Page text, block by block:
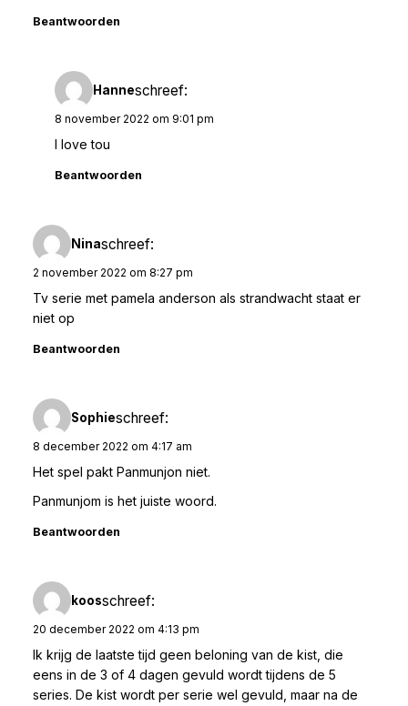
Beantwoorden
Hanneschreef:
8 november 2022 om 9:01 pm
I love tou
Beantwoorden
Ninaschreef:
2 november 2022 om 8:27 pm
Tv serie met pamela anderson als strandwacht staat er
niet op
Beantwoorden
Sophieschreef:
8 december 2022 om 4:17 am
Het spel pakt Panmunjon niet.
Panmunjom is het juiste woord.
Beantwoorden
koosschreef:
20 december 2022 om 4:13 pm
Ik krijg de laatste tijd geen beloning van de kist, die
eens in de 3 of 4 dagen gevuld wordt tijdens de 5
series. De kist wordt per serie wel gevuld, maar na de